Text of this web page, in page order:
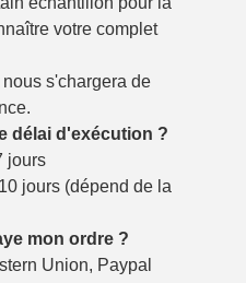
votre complet
s'chargera de
délai d'exécution ?
jours
jours (dépend de la
mon ordre ?
Union, Paypal